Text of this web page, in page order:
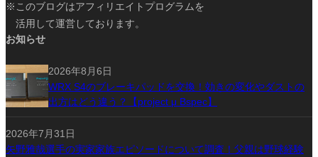
※このブログはアフィリエイトプログラムを
活用して運営しております。
お知らせ
2026年8月6日
WRX S4のブレーキパッドを交換！効きの変化やダストの
出方はどう違う？【project μ Bspec】
2026年7月31日
矢野雅哉選手の実家家族エピソードについて調査！父親は野球経験